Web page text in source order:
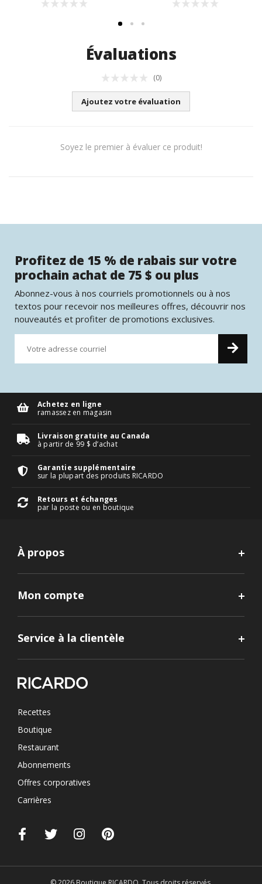
Évaluations
(0)
Ajoutez votre évaluation
Soyez le premier à évaluer ce produit!
Profitez de 15 % de rabais sur votre
prochain achat de 75 $ ou plus
Abonnez-vous à nos courriels promotionnels ou à nos
textos pour recevoir nos meilleures offres, découvrir nos
nouveautés et profiter de promotions exclusives.
Achetez en ligne
ramassez en magasin
Livraison gratuite au Canada
à partir de 99 $ d’achat
Garantie supplémentaire
sur la plupart des produits RICARDO
Retours et échanges
par la poste ou en boutique
À propos
Mon compte
Service à la clientèle
Recettes
Boutique
Restaurant
Abonnements
Offres corporatives
Carrières